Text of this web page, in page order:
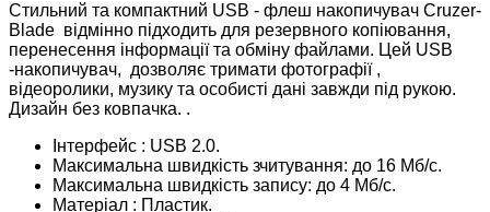
Стильний та компактний USB - флеш накопичувач Cruzer-
Blade відмінно підходить для резервного копіювання,
перенесення інформації та обміну файлами. Цей USB
-накопичувач, дозволяє тримати фотографії ,
відеоролики, музику та особисті дані завжди під рукою.
Дизайн без ковпачка. .
Інтерфейс : USB 2.0.
Максимальна швидкість зчитування: до 16 Мб/с.
Максимальна швидкість запису: до 4 Мб/с.
Матеріал : Пластик.